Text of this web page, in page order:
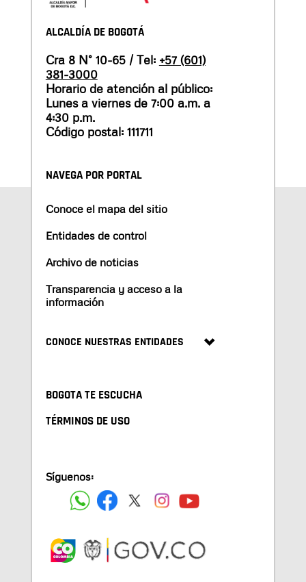
ALCALDÍA DE BOGOTÁ
Cra 8 N° 10-65 / Tel: +57 (601)
381-3000
Horario de atención al público:
Lunes a viernes de 7:00 a.m. a
4:30 p.m.
Código postal: 111711
NAVEGA POR PORTAL
Conoce el mapa del sitio
Entidades de control
Archivo de noticias
Transparencia y acceso a la
información
CONOCE NUESTRAS ENTIDADES
BOGOTA TE ESCUCHA
TÉRMINOS DE USO
Síguenos: